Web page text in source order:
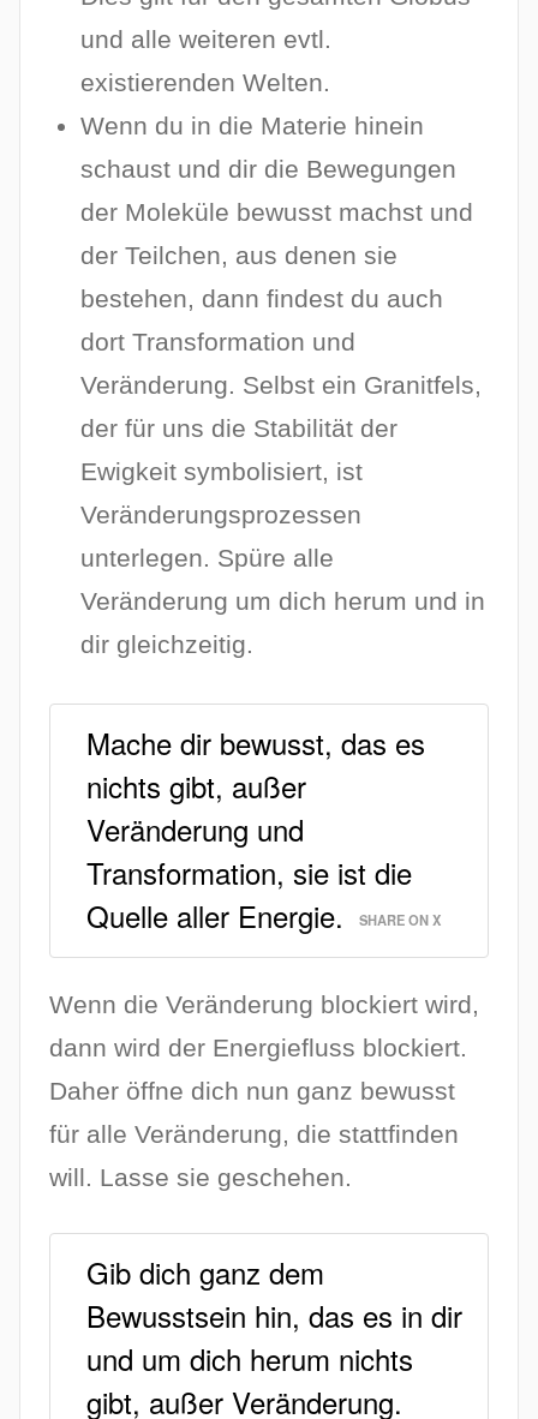
und alle weiteren evtl.
existierenden Welten.
Wenn du in die Materie hinein
schaust und dir die Bewegungen
der Moleküle bewusst machst und
der Teilchen, aus denen sie
bestehen, dann findest du auch
dort Transformation und
Veränderung. Selbst ein Granitfels,
der für uns die Stabilität der
Ewigkeit symbolisiert, ist
Veränderungsprozessen
unterlegen. Spüre alle
Veränderung um dich herum und in
dir gleichzeitig.
Mache dir bewusst, das es
nichts gibt, außer
Veränderung und
Transformation, sie ist die
Quelle aller Energie.
SHARE ON X
Wenn die Veränderung blockiert wird,
dann wird der Energiefluss blockiert.
Daher öffne dich nun ganz bewusst
für alle Veränderung, die stattfinden
will. Lasse sie geschehen.
Gib dich ganz dem
Bewusstsein hin, das es in dir
und um dich herum nichts
gibt, außer Veränderung.